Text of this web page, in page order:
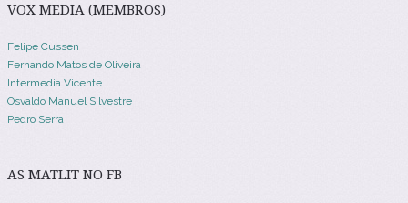
VOX MEDIA (MEMBROS)
Felipe Cussen
Fernando Matos de Oliveira
Intermedia Vicente
Osvaldo Manuel Silvestre
Pedro Serra
AS MATLIT NO FB